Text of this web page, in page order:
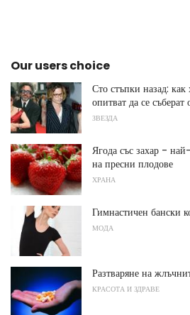
Our users choice
Сто стъпки назад:
опитват да се съберат
ЗВЕЗДА
Ягода със захар -
на пресни плодове
ХРАНА
Гимнастичен бански
МОДА
Разтваряне на
КРАСОТА И ЗДРАВЕ